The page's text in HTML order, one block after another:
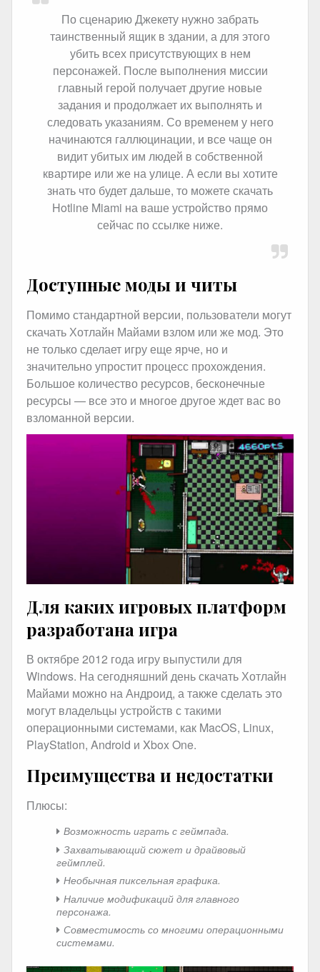
По сценарию Джекету нужно забрать
таинственный ящик в здании, а для этого
убить всех присутствующих в нем
персонажей. После выполнения миссии
главный герой получает другие новые
задания и продолжает их выполнять и
следовать указаниям. Со временем у него
начинаются галлюцинации, и все чаще он
видит убитых им людей в собственной
квартире или же на улице. А если вы хотите
знать что будет дальше, то можете скачать
Hotline Miami на ваше устройство прямо
сейчас по ссылке ниже.
Доступные моды и читы
Помимо стандартной версии, пользователи могут
скачать Хотлайн Майами взлом или же мод. Это
не только сделает игру еще ярче, но и
значительно упростит процесс прохождения.
Большое количество ресурсов, бесконечные
ресурсы — все это и многое другое ждет вас во
взломанной версии.
Для каких игровых платформ
разработана игра
В октябре 2012 года игру выпустили для
Windows. На сегодняшний день скачать Хотлайн
Майами можно на Андроид, а также сделать это
могут владельцы устройств с такими
операционными системами, как MacOS, Linux,
PlayStation, Android и Xbox One.
Преимущества и недостатки
Плюсы:
Возможность играть с геймпада.
Захватывающий сюжет и драйвовый
геймплей.
Необычная пиксельная графика.
Наличие модификаций для главного
персонажа.
Совместимость со многими операционными
системами.